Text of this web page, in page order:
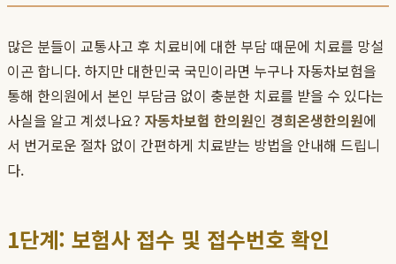
많은 분들이 교통사고 후 치료비에 대한 부담 때문에 치료를 망설
이곤 합니다. 하지만 대한민국 국민이라면 누구나 자동차보험을
통해 한의원에서 본인 부담금 없이 충분한 치료를 받을 수 있다는
사실을 알고 계셨나요? 자동차보험 한의원인 경희온생한의원에
서 번거로운 절차 없이 간편하게 치료받는 방법을 안내해 드립니
다.
1단계: 보험사 접수 및 접수번호 확인